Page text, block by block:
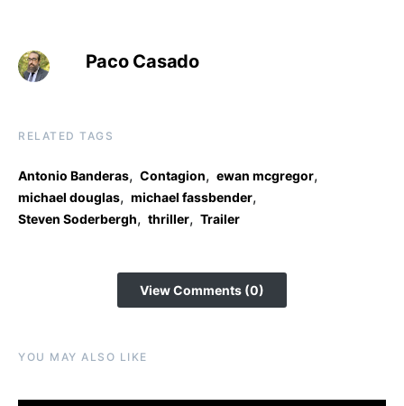
Paco Casado
RELATED TAGS
Antonio Banderas, Contagion, ewan mcgregor,
michael douglas, michael fassbender,
Steven Soderbergh, thriller, Trailer
View Comments (0)
YOU MAY ALSO LIKE